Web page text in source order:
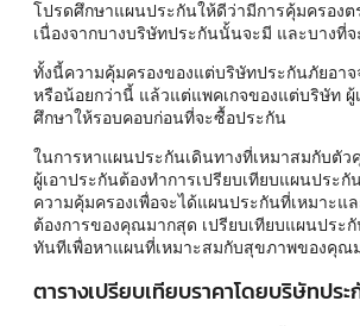
โปรดศึกษาแผนประกันให้ดีว่ามีการคุ้มครองต
เนื่องจากบางบริษัทประกันนั้นจะมี และบางที่จ
ทั้งนี้ความคุ้มครองของแต่บริษัทประกันภัยอา
หรือน้อยกว่านี้ แล้วแต่แพคเกจของแต่บริษัท ผู้
ศึกษาให้รอบคอบก่อนที่จะซื้อประกัน
ในการหาแผนประกันเดินทางที่เหมาสมกับตั
ผู้เอาประกันต้องทำการเปรียบเทียบแผนประกั
ความคุ้มครองเพื่อจะได้แผนประกันที่เหมาะแ
ต้องการของคุณมากสุด เปรียบเทียบแผนประกั
ทันทีเพื่อหาแผนที่เหมาะสมกับสุขภาพของคุณ
ตารางเปรียบเทียบราคาโดยบริษัทประ